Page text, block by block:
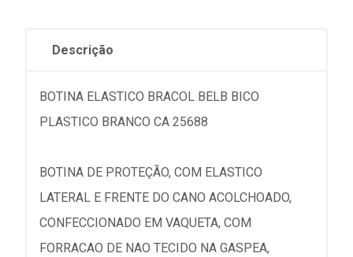
Descrição
BOTINA ELASTICO BRACOL BELB BICO
PLASTICO BRANCO CA 25688
BOTINA DE PROTEÇÃO, COM ELASTICO
LATERAL E FRENTE DO CANO ACOLCHOADO,
CONFECCIONADO EM VAQUETA, COM
FORRACAO DE NAO TECIDO NA GASPEA,